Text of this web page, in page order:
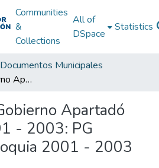
Communities
&
Collections
All of
DSpace
Statistics
Documentos Municipales
Programa de Gobierno Apartadó Antioquia 2001 - 2003: PG Apartadó Antioquia 2001 - 2003
Apartadó
- 2003: PG
2001 - 2003